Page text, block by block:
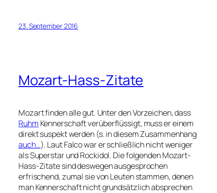
23. September 2016
Mozart-Hass-Zitate
Mozart finden alle gut. Unter den Vorzeichen, dass
Ruhm Kennerschaft verüberflüssigt, muss er einem
direkt suspekt werden (s. in diesem Zusammenhang
auch…). Laut Falco war er schließlich nicht weniger
als Superstar und Rockidol. Die folgenden Mozart-
Hass-Zitate sind deswegen ausgesprochen
erfrischend, zumal sie von Leuten stammen, denen
man Kennerschaft nicht grundsätzlich absprechen